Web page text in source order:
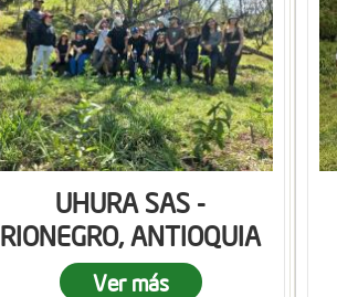
UHURA SAS -
RIONEGRO, ANTIOQUIA
Ver más